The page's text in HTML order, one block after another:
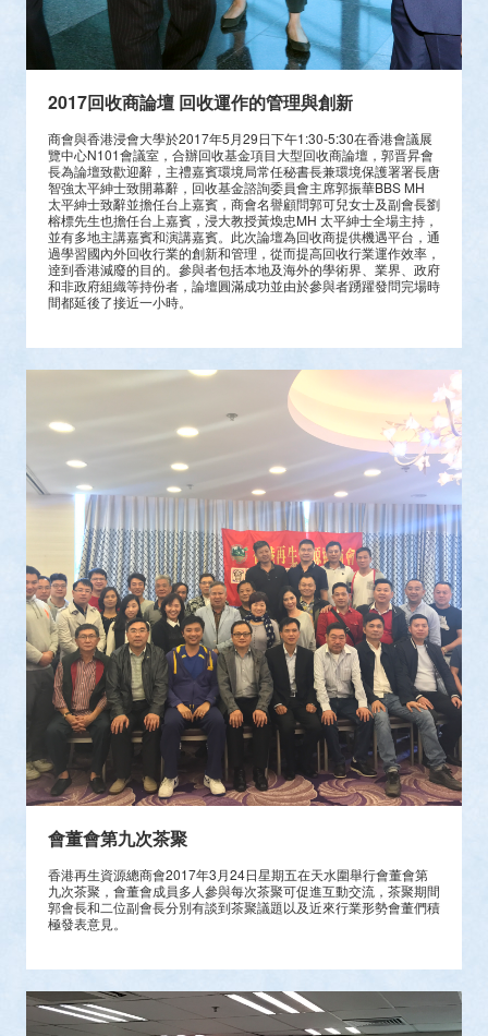
2017回收商論壇 回收運作的管理與創新
商會與香港浸會大學於2017年5月29日下午1:30-5:30在香港會議展
覽中心N101會議室，合辦回收基金項目大型回收商論壇，郭晋昇會
長為論壇致歡迎辭，主禮嘉賓環境局常任秘書長兼環境保護署署長唐
智強太平紳士致開幕辭，回收基金諮詢委員會主席郭振華BBS MH
太平紳士致辭並擔任台上嘉賓，商會名譽顧問郭可兒女士及副會長劉
榕標先生也擔任台上嘉賓，浸大教授黃煥忠MH 太平紳士全場主持，
並有多地主講嘉賓和演講嘉賓。此次論壇為回收商提供機遇平台，通
過學習國內外回收行業的創新和管理，從而提高回收行業運作效率，
逹到香港減廢的目的。參與者包括本地及海外的學術界、業界、政府
和非政府組織等持份者，論壇圓滿成功並由於參與者踴躍發問完場時
間都延後了接近一小時。
會董會第九次茶聚
香港再生資源總商會2017年3月24日星期五在天水圍舉行會董會第
九次茶聚，會董會成員多人參與每次茶聚可促進互動交流，茶聚期間
郭會長和二位副會長分別有談到茶聚議題以及近來行業形勢會董們積
極發表意見。